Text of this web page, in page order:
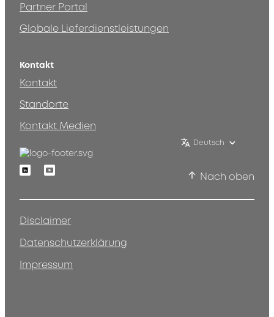
Partner Portal
Globale Lieferdienstleistungen
Kontakt
Kontakt
Standorte
Kontakt Medien
Deutsch
LinkedinYoutube
Nach oben
Disclaimer
Datenschutzerklärung
Impressum